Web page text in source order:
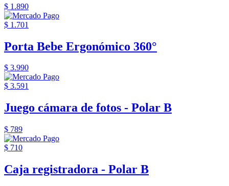
$ 1.890
$ 1.701
Porta Bebe Ergonómico 360°
$ 3.990
$ 3.591
Juego cámara de fotos - Polar B
$ 789
$ 710
Caja registradora - Polar B